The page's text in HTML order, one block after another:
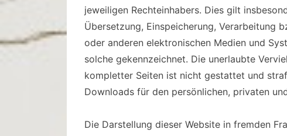
jeweiligen Rechteinhabers. Dies gilt
Übersetzung, Einspeicherung, Verarbeitung
oder anderen elektronischen Medien und
solche gekennzeichnet. Die unerlaubte
kompletter Seiten ist nicht gestattet und
Downloads für den persönlichen, privaten
Die Darstellung dieser Website in fremden